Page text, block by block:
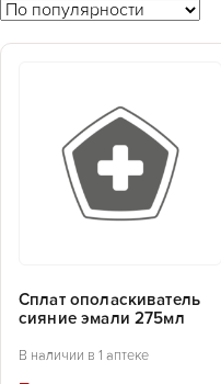
Сплат ополаскиватель
сияние эмали 275мл
В наличии в 1 аптеке